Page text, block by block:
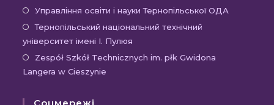
вкладці
новій
вкладці
в
новій
Управління освіти і науки Тернопільської ОДА
Тернопільський національний технічний
університет імені І. Пулюя
Zespół Szkół Technicznych im. płk Gwidona
Langera w Cieszynie
Соцмережі